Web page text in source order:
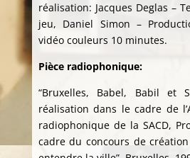
réalisation: Jacques Deglas –
jeu, Daniel Simon –
vidéo couleurs 10 minutes.
Pièce radiophonique:
“Bruxelles, Babel, Babil et
réalisation dans le cadre de
radiophonique de la SACD,
cadre du concours de